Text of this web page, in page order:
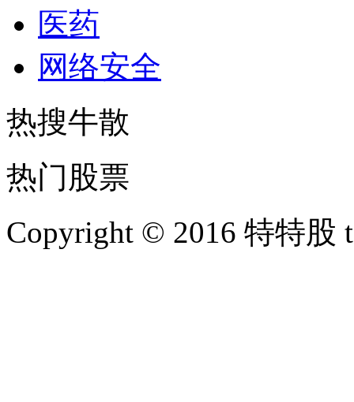
医药
网络安全
热搜牛散
热门股票
Copyright © 2016 特特股